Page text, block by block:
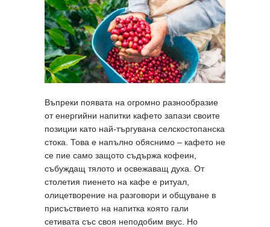
Въпреки появата на огромно разнообразие
от енергийни напитки кафето запази своите
позиции като най-търгувана селскостопанска
стока. Това е напълно обяснимо – кафето не
се пие само защото съдържа кофеин,
събуждащ тялото и освежаващ духа. От
столетия пиенето на кафе е ритуал,
олицетворение на разговори и общуване в
присъствието на напитка която гали
сетивата със своя неподобим вкус. Но